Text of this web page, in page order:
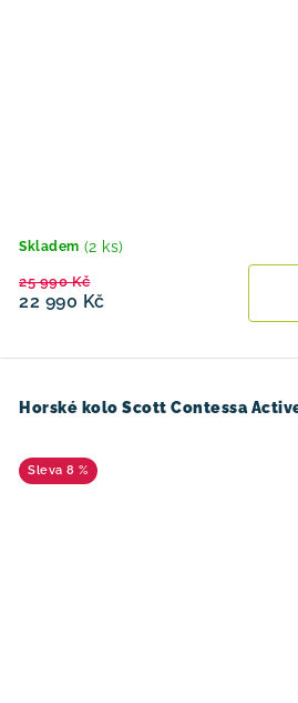
Skladem (2 ks)
22 990 Kč
25 990 Kč
Horské kolo Scott Contessa
8 %